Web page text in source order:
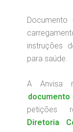
Documento
instruções
para saúde.
A Anvisa
petições
Diretoria